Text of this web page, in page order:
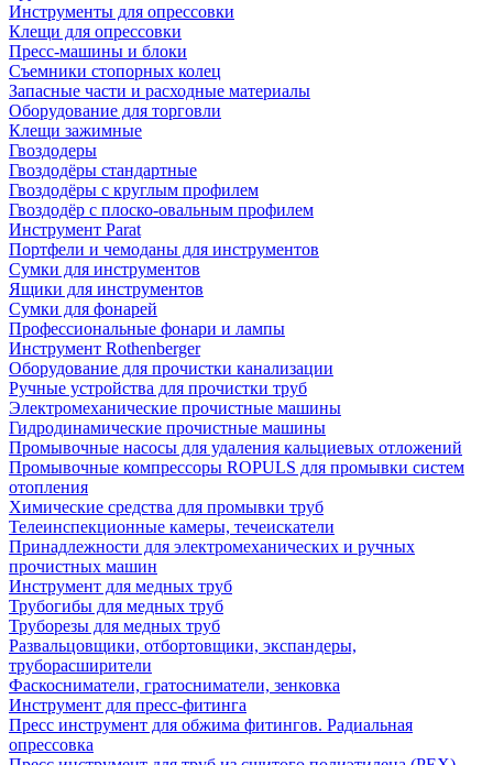
Инструменты для опрессовки
Клещи для опрессовки
Пресс-машины и блоки
Съемники стопорных колец
Запасные части и расходные материалы
Оборудование для торговли
Клещи зажимные
Гвоздодеры
Гвоздодёры стандартные
Гвоздодёры с круглым профилем
Гвоздодёр с плоско-овальным профилем
Инструмент Parat
Портфели и чемоданы для инструментов
Сумки для инструментов
Ящики для инструментов
Сумки для фонарей
Профессиональные фонари и лампы
Инструмент Rothenberger
Оборудование для прочистки канализации
Ручные устройства для прочистки труб
Электромеханические прочистные машины
Гидродинамические прочистные машины
Промывочные насосы для удаления кальциевых отложений
Промывочные компрессоры ROPULS для промывки систем
отопления
Химические средства для промывки труб
Телеинспекционные камеры, течеискатели
Принадлежности для электромеханических и ручных
прочистных машин
Инструмент для медных труб
Трубогибы для медных труб
Труборезы для медных труб
Развальцовщики, отбортовщики, экспандеры,
труборасширители
Фаскосниматели, гратосниматели, зенковка
Инструмент для пресс-фитинга
Пресс инструмент для обжима фитингов. Радиальная
опрессовка